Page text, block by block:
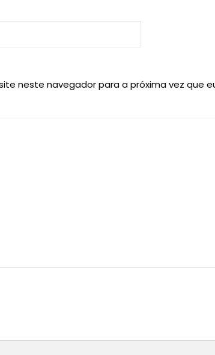
neste navegador para a próxima vez que